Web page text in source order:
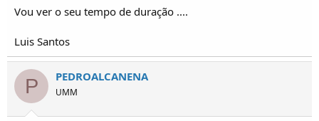
Vou ver o seu tempo de duração ....
Luis Santos
P PEDROALCANENA
UMM